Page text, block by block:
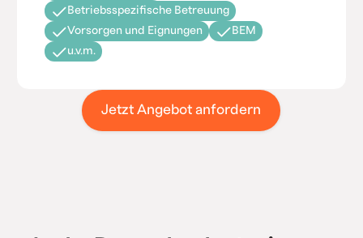
Betriebsspezifische Betreuung
Vorsorgen und Eignungen
BEM
u.v.m.
Jetzt Angebot anfordern